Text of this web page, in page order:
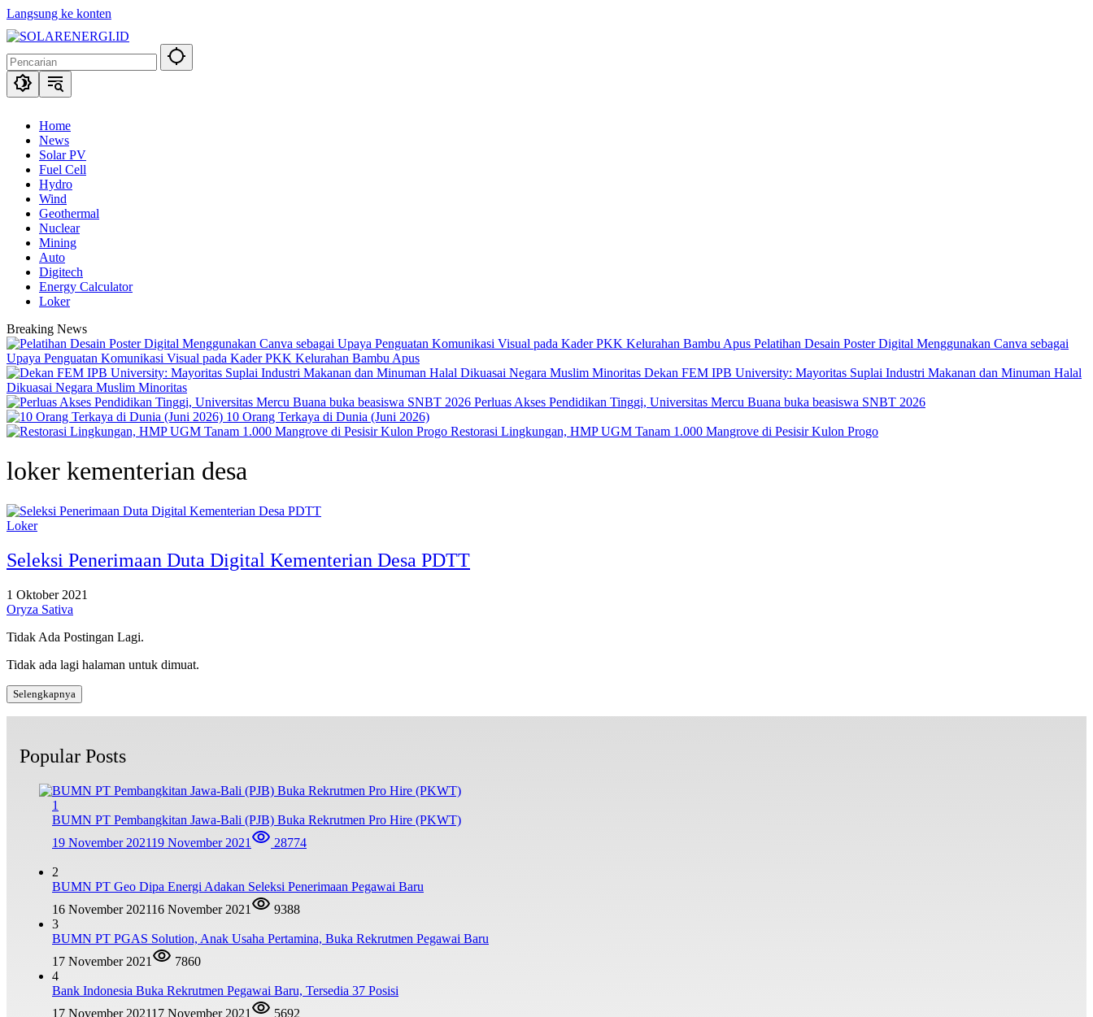
Langsung ke konten
Home
News
Solar PV
Fuel Cell
Hydro
Wind
Geothermal
Nuclear
Mining
Auto
Digitech
Energy Calculator
Loker
Breaking News
Pelatihan Desain Poster Digital Menggunakan Canva sebagai
Upaya Penguatan Komunikasi Visual pada Kader PKK Kelurahan Bambu Apus
Dekan FEM IPB University: Mayoritas Suplai Industri Makanan dan Minuman Halal
Dikuasai Negara Muslim Minoritas
Perluas Akses Pendidikan Tinggi, Universitas Mercu Buana buka beasiswa SNBT 2026
10 Orang Terkaya di Dunia (Juni 2026)
Restorasi Lingkungan, HMP UGM Tanam 1.000 Mangrove di Pesisir Kulon Progo
loker kementerian desa
Loker
Seleksi Penerimaan Duta Digital Kementerian Desa PDTT
1 Oktober 2021
Oryza Sativa
Tidak Ada Postingan Lagi.
Tidak ada lagi halaman untuk dimuat.
Selengkapnya
Popular Posts
1
BUMN PT Pembangkitan Jawa-Bali (PJB) Buka Rekrutmen Pro Hire (PKWT)
19 November 202119 November 2021 28774
2
BUMN PT Geo Dipa Energi Adakan Seleksi Penerimaan Pegawai Baru
16 November 202116 November 2021
9388
3
BUMN PT PGAS Solution, Anak Usaha Pertamina, Buka Rekrutmen Pegawai Baru
17 November 2021
7860
4
Bank Indonesia Buka Rekrutmen Pegawai Baru, Tersedia 37 Posisi
17 November 202117 November 2021 5692